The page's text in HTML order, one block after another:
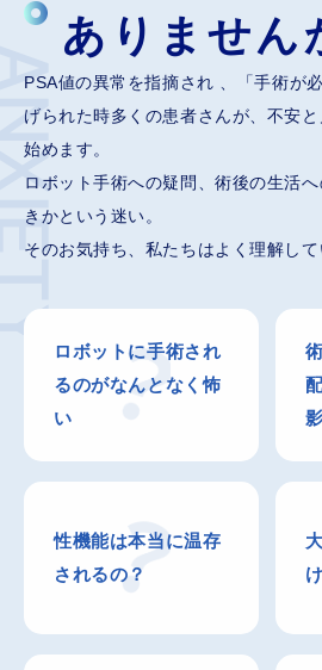
ありません
PSA値の異常を指摘され 、「手術が
げられた時多くの患者さんが、不安
始めます。
ロボット手術への疑問、術後の生活
きかという迷い。
そのお気持ち、私たちはよく理解して
ロボットに手術され
るのがなんとなく怖
い
性機能は本当に温存
されるの？